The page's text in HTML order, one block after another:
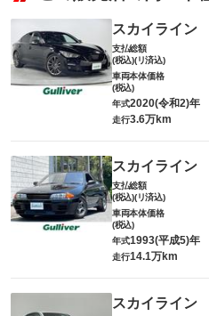
スカイライン
支払総額
(税込)(リ済込)
車両本体価格
(税込)
年式2020(令和2)年
走行3.6万km
スカイライン
支払総額
(税込)(リ済込)
車両本体価格
(税込)
年式1993(平成5)年
走行14.1万km
スカイライン